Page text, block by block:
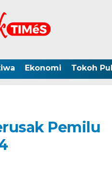
Ekonomi Tokoh
Pemilu